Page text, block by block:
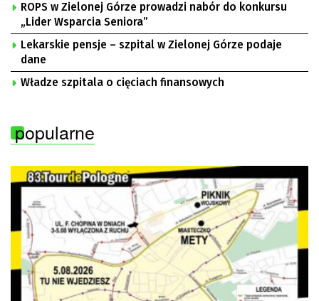
ROPS w Zielonej Górze prowadzi nabór do konkursu
„Lider Wsparcia Seniora”
Lekarskie pensje – szpital w Zielonej Górze podaje
dane
Władze szpitala o cięciach finansowych
popularne